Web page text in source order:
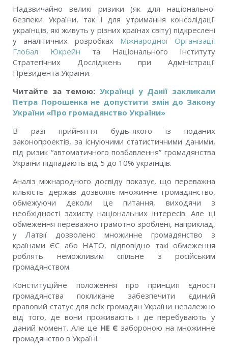
Надзвичайно великі ризики (як для національної
безпеки України, так і для утримання консолідації
українців, які живуть у різних країнах світу) підкреслені
у аналітичних розробках Міжнародної Організації
Глобал Юкрейн та Національного Інституту
Стратегічних Досліджень при Адміністрації
Президента України.
Читайте за темою: Українці у Данії закликали
Петра Порошенка не допустити змін до Закону
України «Про громадянство України»
В разі прийняття будь-якого із поданих
законопроектів, за існуючими статистичними даними,
під ризик “автоматичного позбавлення” громадянства
України підпадають від 5 до 10% українців.
Аналіз міжнародного досвіду показує, що переважна
кількість держав дозволяє множинне громадянство,
обмежуючи деколи це питання, виходячи з
необхідності захисту національних інтересів. Але ці
обмеження переважно грамотно зроблені, наприклад,
у Латвії дозволено множинне громадянство з
країнами ЄС або НАТО, відповідно такі обмеження
роблять неможливим спільне з російським
громадянством.
Конституційне положення про принцип єдності
громадянства покликане забезпечити єдиний
правовий статус для всіх громадян України незалежно
від того, де вони проживають і де перебувають у
даний момент. Але це НЕ Є забороною на множинне
громадянство в Україні.